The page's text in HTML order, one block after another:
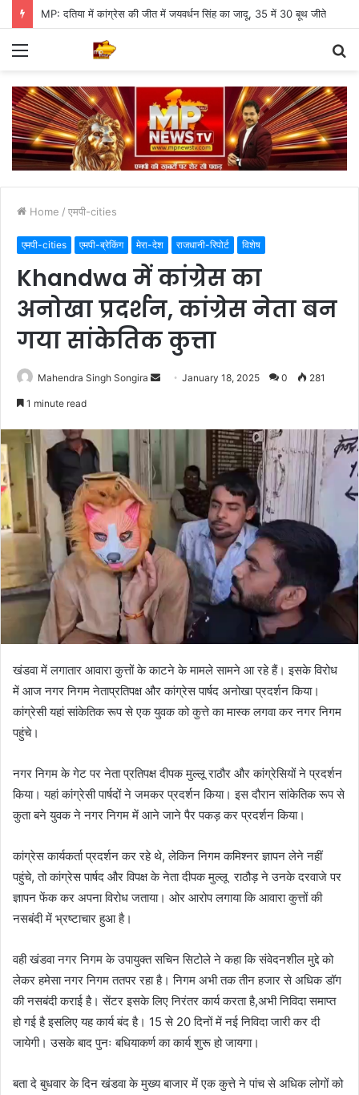
MP में कांग्रेस होगी रिसेट, दतिया में जीत के बाद जोश
Menu
Home / एमपी-cities
एमपी-cities एमपी-ब्रेकिंग मेरा-देश राजधानी-रिपोर्ट विशेष
Khandwa में कांग्रेस का
अनोखा प्रदर्शन, कांग्रेस नेता बन
गया सांकेतिक कुत्ता
Mahendra Singh Songira
Send January 18, 2025 0 281
1 minute read
खंडवा में लगातार आवारा कुत्तों के काटने के मामले सामने आ रहे हैं। इसके विरोध
में आज नगर निगम नेताप्रतिपक्ष और कांग्रेस पार्षद अनोखा प्रदर्शन किया।
कांग्रेसी यहां सांकेतिक रूप से एक युवक को कुत्ते का मास्क लगवा कर नगर निगम
पहुंचे।
नगर निगम के गेट पर नेता प्रतिपक्ष दीपक मुल्लू राठौर और कांग्रेसियों ने प्रदर्शन
किया। यहां कांग्रेसी पार्षदों ने जमकर प्रदर्शन किया। इस दौरान सांकेतिक रूप से
कुता बने युवक ने नगर निगम में आने जाने पैर पकड़ कर प्रदर्शन किया।
कांग्रेस कार्यकर्ता प्रदर्शन कर रहे थे, लेकिन निगम कमिश्नर ज्ञापन लेने नहीं
पहुंचे, तो कांग्रेस पार्षद और विपक्ष के नेता दीपक मुल्लू राठौड़ ने उनके दरवाजे पर
ज्ञापन फेंक कर अपना विरोध जताया। ओर आरोप लगाया कि आवारा कुत्तों की
नसबंदी में भ्रष्टाचार हुआ है।
वही खंडवा नगर निगम के उपायुक्त सचिन सिटोले ने कहा कि संवेदनशील मुद्दे को
लेकर हमेसा नगर निगम ततपर रहा है। निगम अभी तक तीन हजार से अधिक डॉग
की नसबंदी कराई है। सेंटर इसके लिए निरंतर कार्य करता है,अभी निविदा समाप्त
हो गई है इसलिए यह कार्य बंद है। 15 से 20 दिनों में नई निविदा जारी कर दी
जायेगी। उसके बाद पुनः बधियाकर्ण का कार्य शुरू हो जायगा।
बता दे बुधवार के दिन खंडवा के मुख्य बाजार में एक कुत्ते ने पांच से अधिक लोगों को